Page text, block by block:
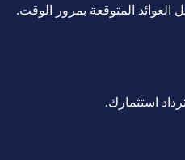
العوائد المتوقعة بمرور الوقت.
استثمارك.